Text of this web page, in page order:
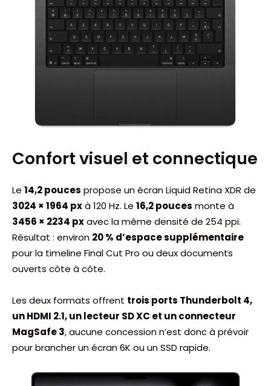
Confort visuel et connectique
Le 14,2 pouces propose un écran Liquid Retina XDR de
3024 × 1964 pxà 120 Hz. Le 16,2 pouces monte à
3456 × 2234 pxavec la même densité de 254 ppi.
Résultat : environ 20 % d’espace supplémentaire
pour la timeline Final Cut Pro ou deux documents
ouverts côte à côte.
Les deux formats offrent trois ports Thunderbolt 4,
un HDMI 2.1, un lecteur SD XC et un connecteur
MagSafe 3, aucune concession n’est donc à prévoir
pour brancher un écran 6K ou un SSD rapide.